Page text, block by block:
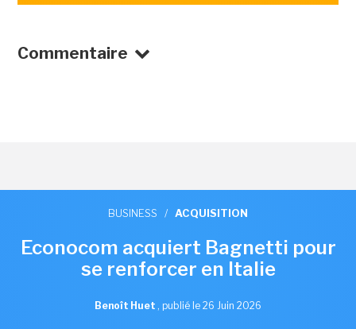
Commentaire
BUSINESS / ACQUISITION
Econocom acquiert Bagnetti pour
se renforcer en Italie
Benoît Huet , publié le 26 Juin 2026